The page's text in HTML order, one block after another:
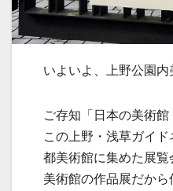
いよいよ、上野公園
ご存知「日本の美術館
この上野・浅草ガイ
都美術館に集めた展
美術館の作品展だか